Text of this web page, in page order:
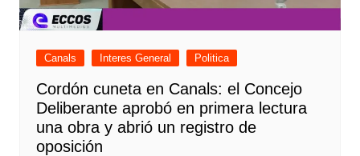
Canals Interes General Politica
Cordón cuneta en Canals: el Concejo
Deliberante aprobó en primera lectura
una obra y abrió un registro de
oposición